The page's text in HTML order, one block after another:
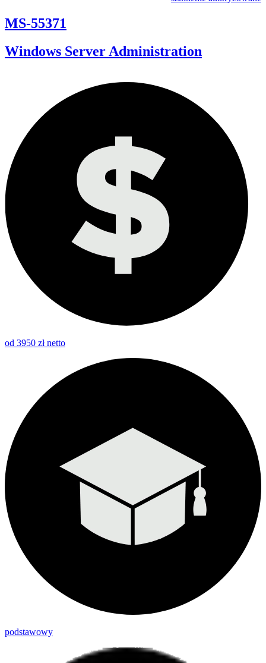
MS-55371
Windows Server Administration
od 3950 zł netto
podstawowy